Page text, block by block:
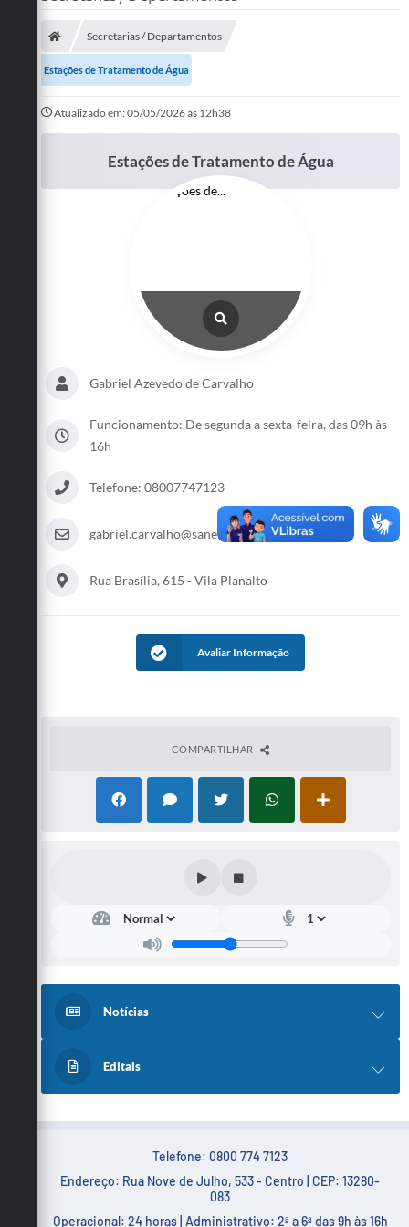
ÁGUA
COMPRAS E LICITAÇÕES
ACESSOS EXTERNOS
Secretarias / Departamentos
Estações de Tratamento de Água
Atualizado em: 05/05/2026 às 12h38
Estações de Tratamento de Água
Gabriel Azevedo de Carvalho
Funcionamento: De segunda a sexta-feira, das 09h às
16h
Telefone: 08007747123
gabriel.carvalho@sanebavi.com.br
Rua Brasília, 615 - Vila Planalto
Avaliar Informação
COMPARTILHAR
Notícias
Editais
Telefone: 0800 774 7123
Endereço: Rua Nove de Julho, 533 - Centro | CEP: 13280-
083
Operacional: 24 horas | Administrativo: 2ª a 6ª das 9h às 16h